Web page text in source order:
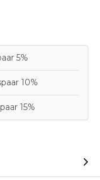
5%
10%
15%